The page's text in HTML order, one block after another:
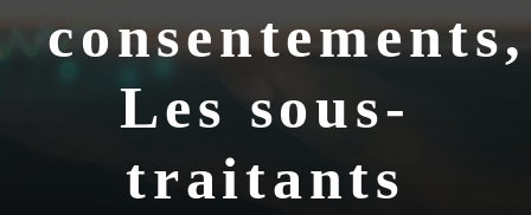
consentements,
Les sous-
traitants